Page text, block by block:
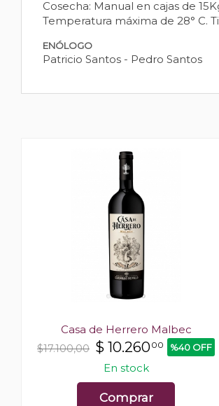
Cosecha: Manual en cajas de
Temperatura máxima de 28° C.
ENÓLOGO
Patricio Santos - Pedro Santos
Casa de Herrero Malbec
$17.100,00 $ 10.26000 %40 OFF
En stock
Comprar